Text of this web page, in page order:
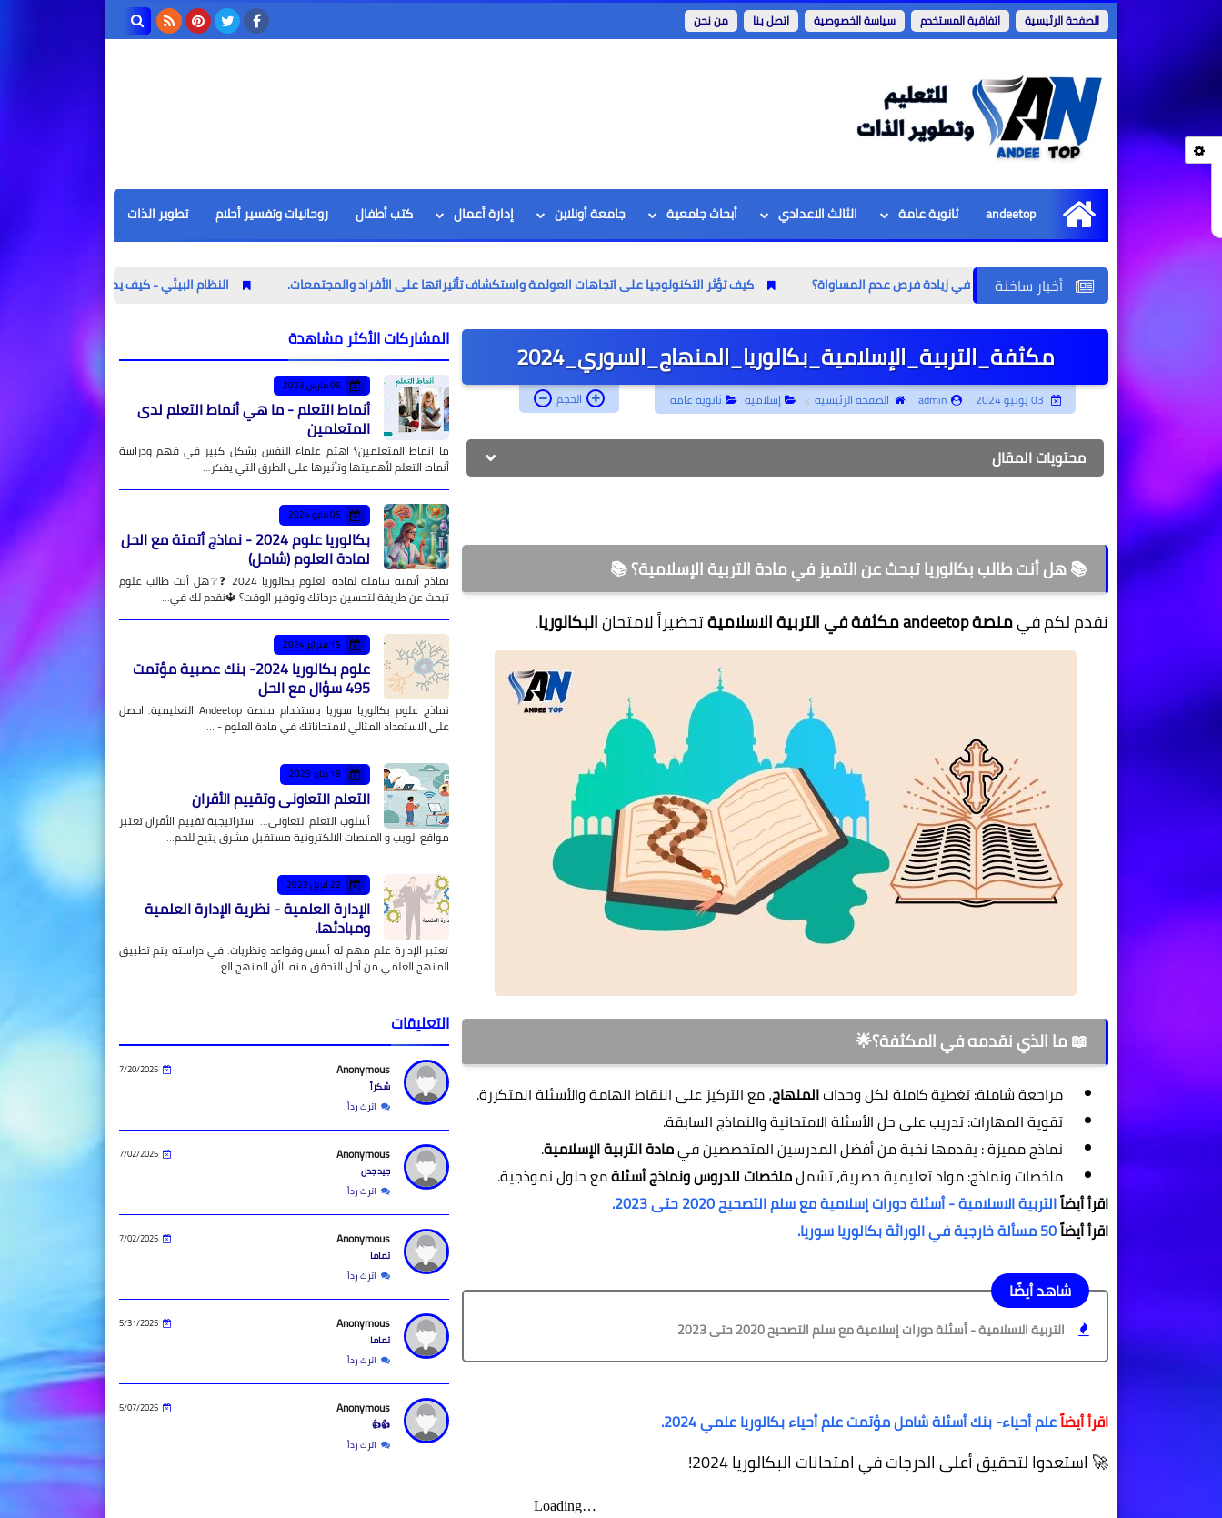
الصفحة الرئيسية اتفاقية المستخدم سياسة الخصوصية اتصل بنا من نحن
الرئيسية
andeetop ثانوية عامة الثالث الاعدادي أبحاث جامعية جامعة أونلاين إدارة أعمال كتب أطفال روحانيات وتفسير أحلام تطوير الذات
أخبار ساخنة كيف تؤثر التكنولوجيا على اتجاهات العولمة واستكشاف تأثيراتها على الأفراد والمجتمعات. النظام البيئي - كيف يمكن للبشر الحفاظ على النظم البيئية؟
مكثفة_التربية_الإسلامية_بكالوريا_المنهاج_السوري_2024
admin الصفحة الرئيسية إسلامية ثانوية عامة الحجم
محتويات المقال
📚 هل أنت طالب بكالوريا تبحث عن التميز في مادة التربية الإسلامية؟ 📚
نقدم لكم فيمنصة andeetop مكثفة في التربية الاسلاميةتحضيراً لامتحانالبكالوريا.
📖 ما الذي نقدمه في المكثفة؟🌟
مراجعة شاملة: تغطية كاملة لكل وحداتالمنهاج، مع التركيز على النقاط الهامة والأسئلة المتكررة.
تقوية المهارات: تدريب على حل الأسئلة الامتحانية والنماذج السابقة.
نماذج مميزة : يقدمها نخبة من أفضل المدرسين المتخصصين فيمادة التربية الإسلامية.
ملخصات ونماذج: مواد تعليمية حصرية، تشململخصات للدروس ونماذج أسئلةمع حلول نموذجية.
اقرأ أيضاًالتربية الاسلامية - أسئلة دورات إسلامية مع سلم التصحيح 2020 حتى 2023.
اقرأ أيضاً50 مسألة خارجية في الوراثة بكالوريا سوريا.
شاهد أيضًا
التربية الاسلامية - أسئلة دورات إسلامية مع سلم التصحيح 2020 حتى 2023
اقرأ أيضاًعلم أحياء- بنك أسئلة شامل مؤتمت علم أحياء بكالوريا علمي 2024.
🚀 استعدوا لتحقيق أعلى الدرجات في امتحانات البكالوريا 2024!
المشاركات الأكثر مشاهدة
05 مارس 2023
أنماط التعلم - ما هي أنماط التعلم لدى
المتعلمين
ما انماط المتعلمين؟ اهتم علماء النفس بشكل كبير في فهم ودراسة
أنماط التعلم لأهميتها وتأثيرها على الطرق التي يفكر…
05 مايو 2024
بكالوريا علوم 2024 - نماذج أتمتة مع الحل
لمادة العلوم (شامل)
نماذج أتمتة شاملة لمادة العلوم بكالوريا 2024 ❓❔هل أنت طالب علوم
تبحث عن طريقة لتحسين درجاتك وتوفير الوقت؟ 🔱نقدم لك في…
15 فبراير 2024
علوم بكالوريا 2024- بنك عصبية مؤتمت
495 سؤال مع الحل
نماذج علوم بكالوريا سوريا باستخدام منصة Andeetop التعليمية. احصل
على الاستعداد المثالي لامتحاناتك في مادة العلوم - …
18 يناير 2023
التعلم التعاوني وتقييم الأقران
أسلوب التعلم التعاوني... استراتيجية تقييم الأقران تعتبر
مواقع الويب و المنصات الالكترونية مستقبل مشرق يتيح للجم…
22 أبريل 2023
الإدارة العلمية - نظرية الإدارة العلمية
ومبادئها.
تعتبر الإدارة علم مهم له أسس وقواعد ونظريات. في دراسته يتم تطبيق
المنهج العلمي من أجل التحقق منه. لأن المنهج الع…
التعليقات
Anonymous
7/20/2025
شكراً
اترك رداً
Anonymous
7/02/2025
جيد جدن
اترك رداً
Anonymous
7/02/2025
تماما
اترك رداً
Anonymous
5/31/2025
تماما
اترك رداً
Anonymous
5/07/2025
👍👍
اترك رداً